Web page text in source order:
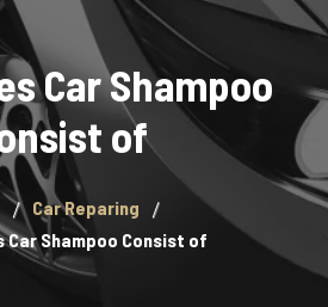
Car Shampoo
of
Car Reparing
Car Shampoo Consist of